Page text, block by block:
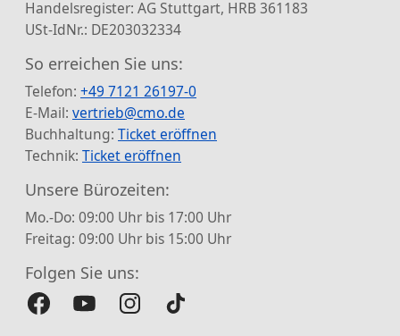
Handelsregister: AG Stuttgart, HRB 361183
USt-IdNr.: DE203032334
So erreichen Sie uns:
Telefon: +49 7121 26197-0
E-Mail: vertrieb@cmo.de
Buchhaltung: Ticket eröffnen
Technik: Ticket eröffnen
Unsere Bürozeiten:
Mo.-Do: 09:00 Uhr bis 17:00 Uhr
Freitag: 09:00 Uhr bis 15:00 Uhr
Folgen Sie uns: